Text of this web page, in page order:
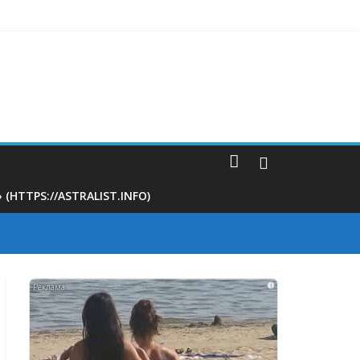
свекрови
правила иностранцев
ASTRALIST.INFO)
i